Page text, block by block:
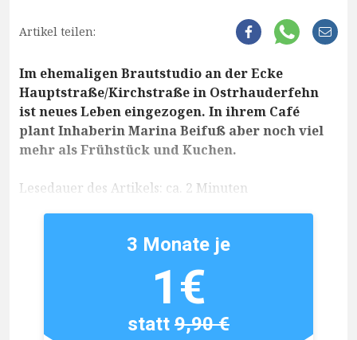
Artikel teilen:
Im ehemaligen Brautstudio an der Ecke
Hauptstraße/Kirchstraße in Ostrhauderfehn
ist neues Leben eingezogen. In ihrem Café
plant Inhaberin Marina Beifuß aber noch viel
mehr als Frühstück und Kuchen.
Lesedauer des Artikels: ca. 2 Minuten
3 Monate je
1€
statt9,90 €